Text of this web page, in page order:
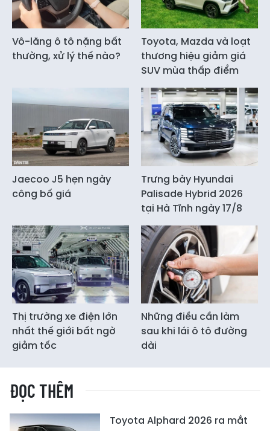
Vô-lăng ô tô nặng bất
thường, xử lý thế nào?
Toyota, Mazda và loạt
thương hiệu giảm giá
SUV mùa thấp điểm
Jaecoo J5 hẹn ngày
công bố giá
Trưng bày Hyundai
Palisade Hybrid 2026
tại Hà Tĩnh ngày 17/8
Thị trường xe điện lớn
nhất thế giới bất ngờ
giảm tốc
Những điều cần làm
sau khi lái ô tô đường
dài
ĐỌC THÊM
Toyota Alphard 2026 ra mắt